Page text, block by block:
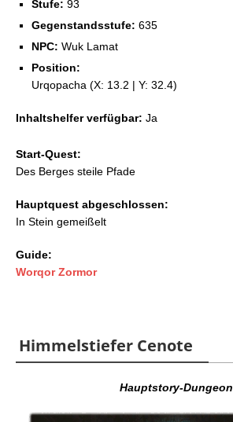
Stufe: 93
Gegenstandsstufe: 635
NPC: Wuk Lamat
Position:
Urqopacha (X: 13.2 | Y: 32.4)
Inhaltshelfer verfügbar: Ja
Start-Quest:
Des Berges steile Pfade
Hauptquest abgeschlossen:
In Stein gemeißelt
Guide:
Worqor Zormor
Himmelstiefer Cenote
Hauptstory-Dungeon